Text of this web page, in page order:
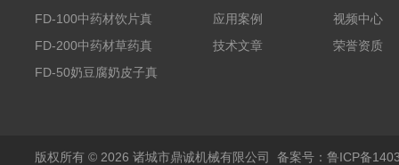
干机
FD-100中药材饮片真
空冻干机
FD-200中药材草药真
空冻干机
FD-50奶豆腐奶皮子真
应用案例
技术文章
视频中心
荣誉资质
版权所有 © 2026 诸城市鼎诚机械有限公司 备案号：鲁ICP备